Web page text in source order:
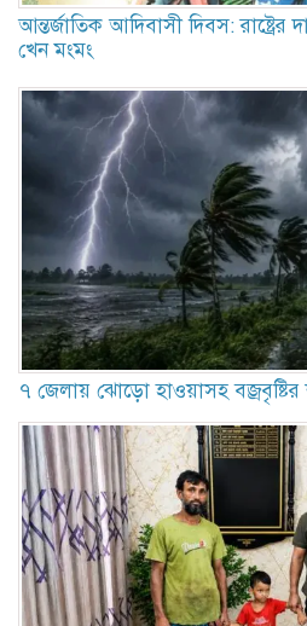
আন্তর্জাতিক আদিবাসী দিবস: রাষ্ট্রের
খেন মংমং
৭ জেলায় ঝোড়ো হাওয়াসহ বজ্রবৃষ্টির